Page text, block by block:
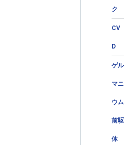
ク
CV
D
ゲル
マニ
ウム
前駆
体